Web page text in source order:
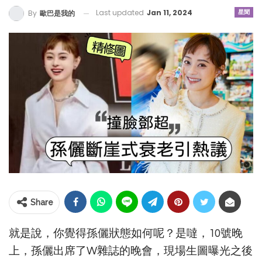
星聞
By 歐巴是我的 Last updated Jan 11, 2024
Share
就是說，你覺得孫儷狀態如何呢？是噠，10號晚
上，孫儷出席了W雜誌的晚會，現場生圖曝光之後